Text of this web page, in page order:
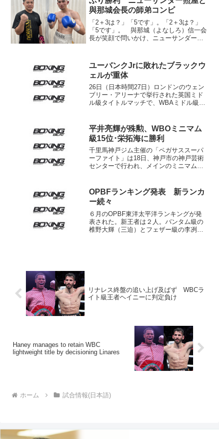
與那城会長の師弟コンビ
「2＋3は？」「5です」。「2＋3は？」
「5です」。 與那城（よなしろ）信一会
長が笑顔で問いかけ、ニューサンダー照
り取りがあった。「（照屋が）興奮して
いて、“行きた...
ユーバンクJrに敗れたブラックウ
ェルが重体
26日（日本時間27日）ロンドンのウェン
ブリー・アリーナで挙行された英国ミド
ル級タイトルマッチで、WBAミドル級2
ックウェル（英＝WBC15位、写真）が試
合直後に昏倒...
平井亮輝が殊勲、WBOミニマム
級15位･栄拓海に勝利
千里馬神戸ジム主催の「ペガサススーパ
ーファイト」は18日、神戸市の神戸芸術
センターで行われ、メインのミニマム級8
里馬神戸）に5回負傷判定で敗れる波乱が
起きた。榮は...
OPBFランキング発表 新ランカ
ー続々
６月のOPBF東洋太平洋ランキングが発
表された。新王者は２人。バンタム級の
椎野大輝（三迫）とフェザー級の李冽理
リナレス終盤の追い上げ及ばず WBCラ
イト級王者ヘイニーに判定負け
Haney manages to retain WBC
lightweight title by decisioning Linares
ホーム 試合情報(日本語)